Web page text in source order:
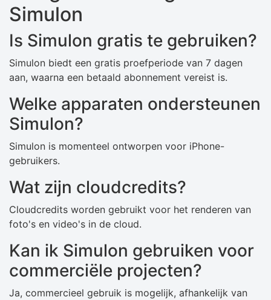
Simulon
Is Simulon gratis te gebruiken?
Simulon biedt een gratis proefperiode van 7 dagen
aan, waarna een betaald abonnement vereist is.
Welke apparaten ondersteunen
Simulon?
Simulon is momenteel ontworpen voor iPhone-
gebruikers.
Wat zijn cloudcredits?
Cloudcredits worden gebruikt voor het renderen van
foto's en video's in de cloud.
Kan ik Simulon gebruiken voor
commerciële projecten?
Ja, commercieel gebruik is mogelijk, afhankelijk van